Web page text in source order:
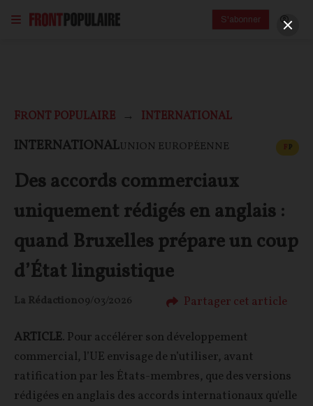
S'abonner
FRONT POPULAIRE INTERNATIONAL
INTERNATIONALUNION EUROPÉENNE FP
Des accords commerciaux
uniquement rédigés en anglais :
quand Bruxelles prépare un coup
d’État linguistique
La Rédaction09/03/2026 Partager cet article
ARTICLE. Pour accélérer son développement
commercial, l’UE envisage de n’utiliser, avant
ratification par les États-membres, que des versions
rédigées en anglais des accords internationaux qu'elle